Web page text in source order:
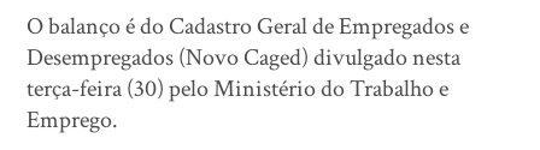
O balanço é do Cadastro Geral de Empregados e
Desempregados (Novo Caged) divulgado nesta
terça-feira (30) pelo Ministério do Trabalho e
Emprego.